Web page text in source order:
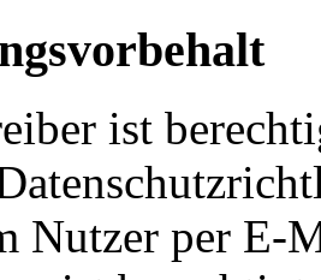
ist
Nutzer per E-